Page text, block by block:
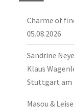
Charme of
05.08.2026
Sandrine
Klaus
Stuttgart am
Masou &